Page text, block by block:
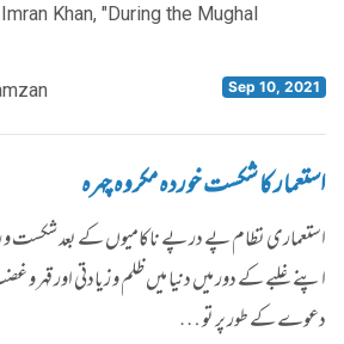
Khan, "During the Mughal
Sep 10, 2021
استعمار کا شکست خوردہ مکروہ چہرہ
استعماری نظام پے در پے ناکامیوں کے بعد شکست
اپنے غلبے کے دور میں دنیا میں ظلم و زیادتی اور قہر و
دعوے کے طور پر تو …